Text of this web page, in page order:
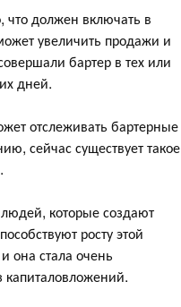
что должен включать в
увеличить продажи и
бартер в тех или
дней.
отслеживать бартерные
сейчас существует такое
которые создают
росту этой
она стала очень